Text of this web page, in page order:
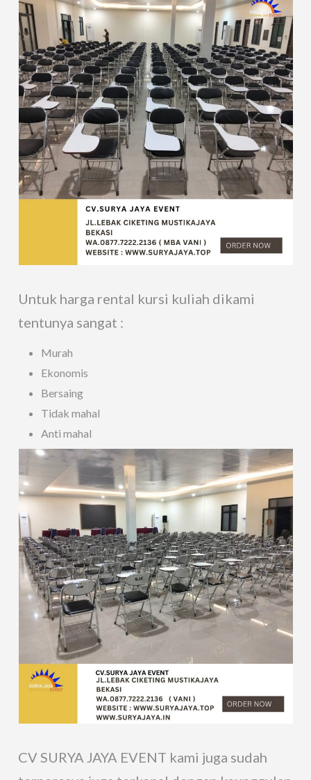
Untuk harga rental kursi kuliah dikami
tentunya sangat :
Murah
Ekonomis
Bersaing
Tidak mahal
Anti mahal
CV SURYA JAYA EVENT kami juga sudah